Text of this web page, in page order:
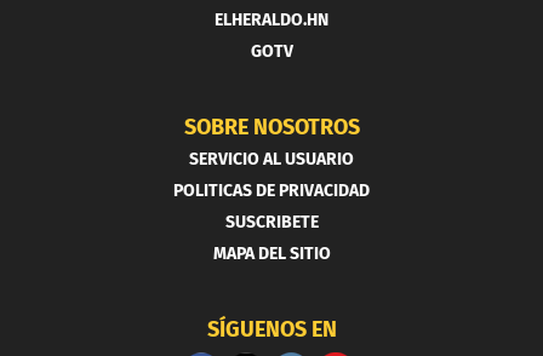
ELHERALDO.HN
GOTV
SOBRE NOSOTROS
SERVICIO AL USUARIO
POLITICAS DE PRIVACIDAD
SUSCRIBETE
MAPA DEL SITIO
SÍGUENOS EN